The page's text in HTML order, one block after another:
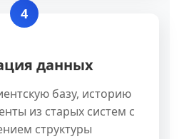
4
данных
базу, историю
из старых систем с
структуры